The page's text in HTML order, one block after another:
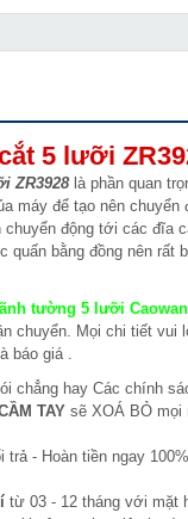
5 lưỡi
ZR3928là phần quan
máy để tạo nên chuyển
chuyển động tới các đĩa
quấn bằng đồng nên rất
tường 5 lưỡi
chuyển. Mọi chi tiết vui
báo giá .
chẳng hay Các chính
TAY sẽ XOÁ BỎ mọi
trả - Hoàn tiền ngay
từ 03 - 12 tháng với mặt